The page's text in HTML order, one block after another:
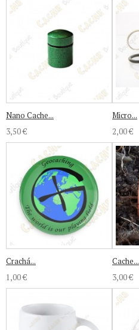
Nano Cache...
3,50 €
Micro...
2,00 €
Crachá...
1,00 €
Cache...
3,00 €